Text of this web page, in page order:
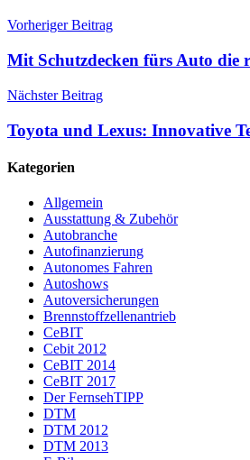
Vorheriger Beitrag
Mit Schutzdecken fürs Auto die
Nächster Beitrag
Toyota und Lexus: Innovative
Kategorien
Allgemein
Ausstattung & Zubehör
Autobranche
Autofinanzierung
Autonomes Fahren
Autoshows
Autoversicherungen
Brennstoffzellenantrieb
CeBIT
Cebit 2012
CeBIT 2014
CeBIT 2017
Der FernsehTIPP
DTM
DTM 2012
DTM 2013